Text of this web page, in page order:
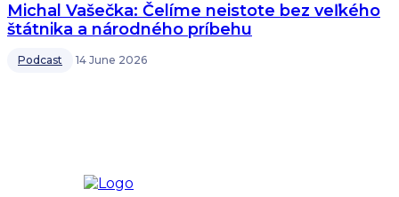
Michal Vašečka: Čelíme neistote bez veľkého
štátnika a národného príbehu
Podcast 14 June 2026